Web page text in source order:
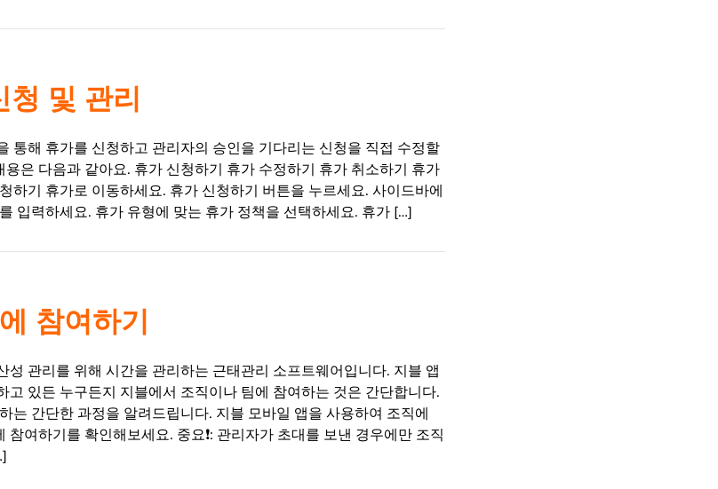
청 및 관리
통해 휴가를 신청하고 관리자의 승인을 기다리는 신청을 직접 수정할
은 다음과 같아요. 휴가 신청하기 휴가 수정하기 휴가 취소하기 휴가
하기 휴가로 이동하세요. 휴가 신청하기 버튼을 누르세요. 사이드바에
입력하세요. 휴가 유형에 맞는 휴가 정책을 선택하세요. 휴가 […]
참여하기
성 관리를 위해 시간을 관리하는 근태관리 소프트웨어입니다. 지블 앱
고 있든 누구든지 지블에서 조직이나 팀에 참여하는 것은 간단합니다.
는 간단한 과정을 알려드립니다. 지블 모바일 앱을 사용하여 조직에
여하기를 확인해보세요. 중요❗️: 관리자가 초대를 보낸 경우에만 조직